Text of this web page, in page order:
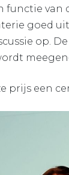
functie van
goed
op.
prijs een